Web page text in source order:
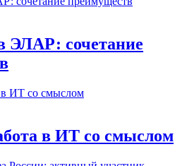
ЭЛАР: сочетание
в ИТ со смыслом